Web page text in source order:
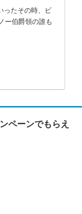
ったその時、ビ
ー伯爵領の誰も
ペーンでもらえ